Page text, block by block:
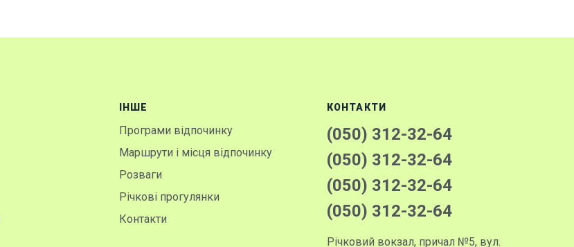
IНШЕ
Програми відпочинку
Маршрути і місця відпочинку
Розваги
Річкові прогулянки
Контакти
КОНТАКТИ
(050) 312-32-64
(050) 312-32-64
(050) 312-32-64
(050) 312-32-64
Річковий вокзал, причал №5, вул.